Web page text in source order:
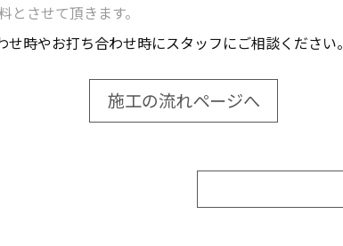
とさせて頂きます。
時やお打ち合わせ時にスタッフにご相談ください。
施工の流れページへ